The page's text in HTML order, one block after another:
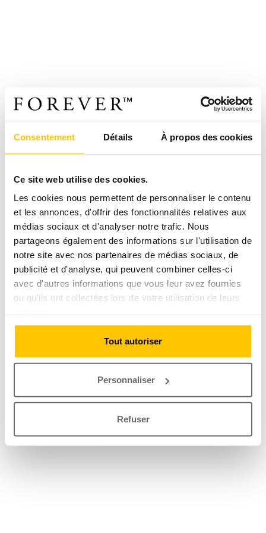
Consentement Détails À propos des cookies
Ce site web utilise des cookies.
Les cookies nous permettent de personnaliser le contenu
et les annonces, d'offrir des fonctionnalités relatives aux
médias sociaux et d'analyser notre trafic. Nous
partageons également des informations sur l'utilisation de
notre site avec nos partenaires de médias sociaux, de
publicité et d'analyse, qui peuvent combiner celles-ci
avec d'autres informations que vous leur avez fournies
ou qu'ils ont collectées lors de votre utilisation de leurs
Tout autoriser
Personnaliser
Refuser